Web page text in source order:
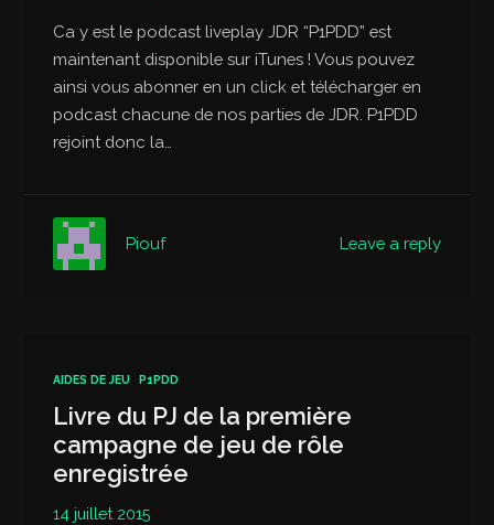
Ca y est le podcast liveplay JDR “P1PDD” est
maintenant disponible sur iTunes ! Vous pouvez
ainsi vous abonner en un click et télécharger en
podcast chacune de nos parties de JDR. P1PDD
rejoint donc la…
Leave a reply
Piouf
AIDES DE JEU P1PDD
Livre du PJ de la première
campagne de jeu de rôle
enregistrée
14 juillet 2015